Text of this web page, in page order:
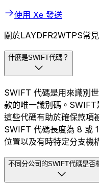
使用 Xe 發送
關於LAYDFR2WTPS常
什麼是SWIFT代碼？
SWIFT 代碼是用來識別
款的唯一識別碼。SWIFT
這些代碼有助於確保款項
SWIFT 代碼長度為 8 或
位置以及有時特定分支機
不同分公司的SWIFT代碼是否